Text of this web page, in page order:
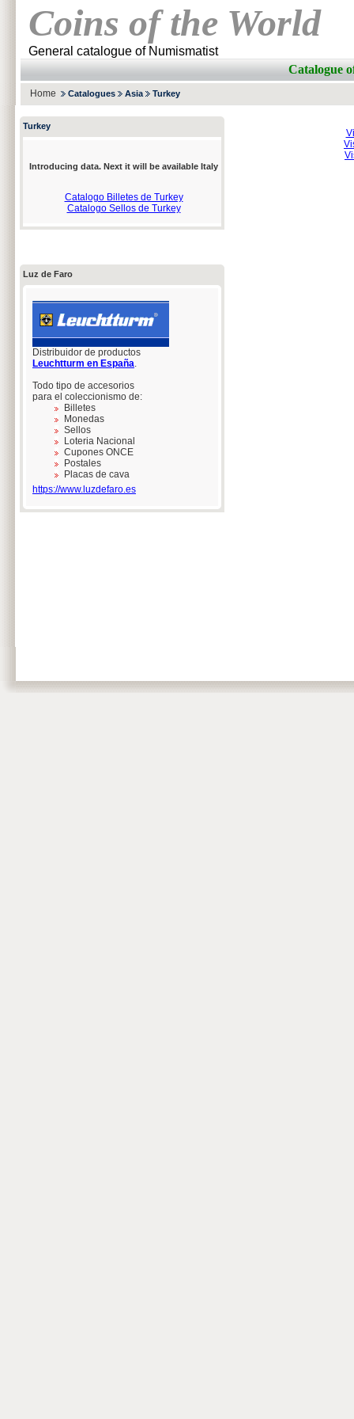
Coins of the World
General catalogue of Numismatist
Catalogue
Home Catalogues Asia Turkey
Turkey
Introducing data. Next it will be available Italy
Catalogo Billetes de Turkey
Catalogo Sellos de Turkey
Luz de Faro
Distribuidor de productos
Leuchtturm en España.
Todo tipo de accesorios
para el coleccionismo de:
Billetes
Monedas
Sellos
Loteria Nacional
Cupones ONCE
Postales
Placas de cava
https://www.luzdefaro.es